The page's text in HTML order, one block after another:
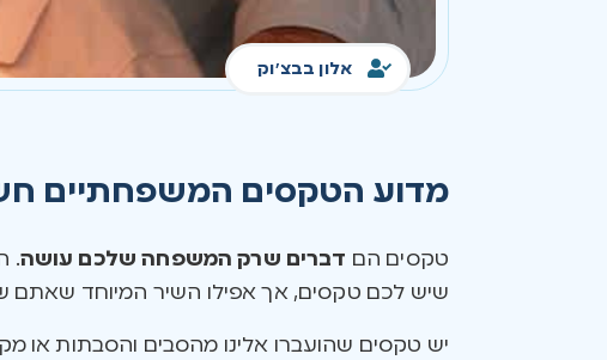
אלון בבצ'וק
מדוע הטקסים המשפחתיים
טקסים הם דברים שרק המשפחה שלכם עושה.
שיש לכם טקסים, אך אפילו השיר המיוחד שאתם
יש טקסים שהועברו אלינו מהסבים והסבתות או